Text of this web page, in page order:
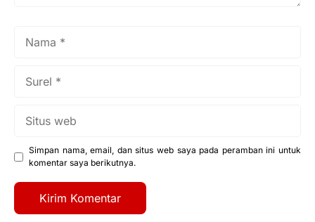
Simpan nama, email, dan situs web saya pada peramban ini untuk
komentar saya berikutnya.